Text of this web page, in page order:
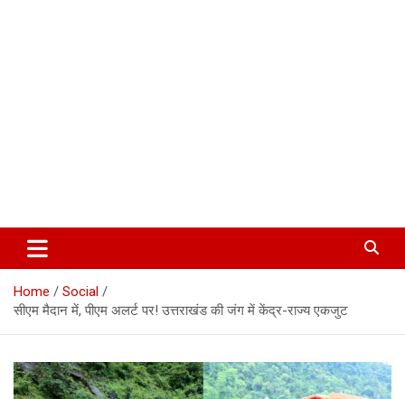
Corbett Halchal (कॉर्बेट हलचल)
Home
Social
सीएम मैदान में, पीएम अलर्ट पर! उत्तराखंड की जंग में केंद्र-राज्य एकजुट